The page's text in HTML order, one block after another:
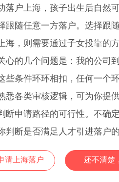
户上海，孩子出生后自然
随任意一方落户。选择跟
，则需要通过子女投靠的方
的几个问题是：我的公司
些条件环环相扣，任何一个
悉各类审核逻辑，可为你提
断申请路径的可行性。不确
断是否满足人才引进落户
请上海落户 还不清楚